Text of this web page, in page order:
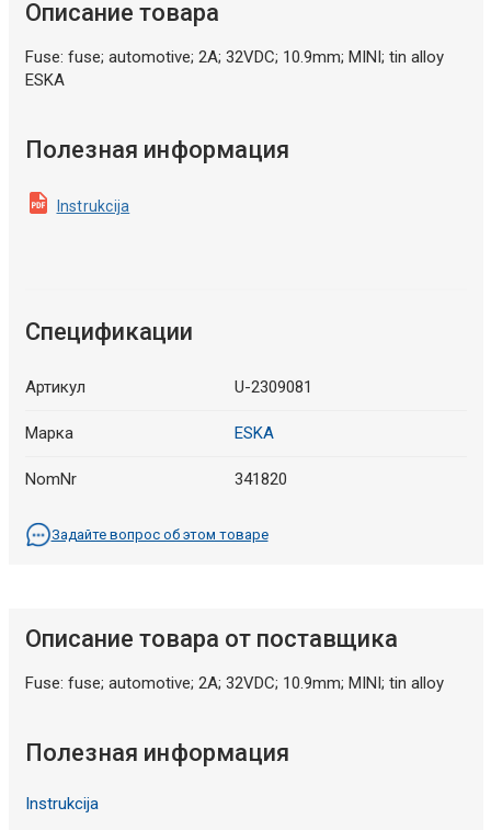
Описание товара
Fuse: fuse; automotive; 2A; 32VDC; 10.9mm; MINI; tin alloy
ESKA
Полезная информация
Instrukcija
Спецификации
Артикул U-2309081
Марка ESKA
NomNr 341820
Задайте вопрос об этом товаре
Описание товара от поставщика
Fuse: fuse; automotive; 2A; 32VDC; 10.9mm; MINI; tin alloy
Полезная информация
Instrukcija